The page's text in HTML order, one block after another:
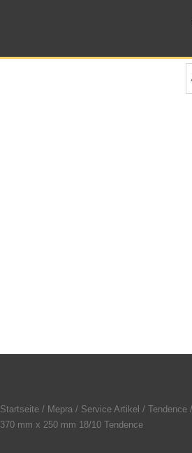
Startseite / Mepra / Service Artikel / Tendence
370 mm x 250 mm 18/10 Tendence